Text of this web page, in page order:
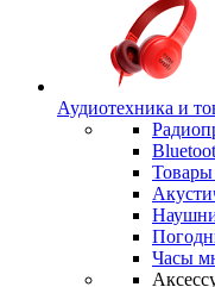
Аудиотехника и
Товары
Часы